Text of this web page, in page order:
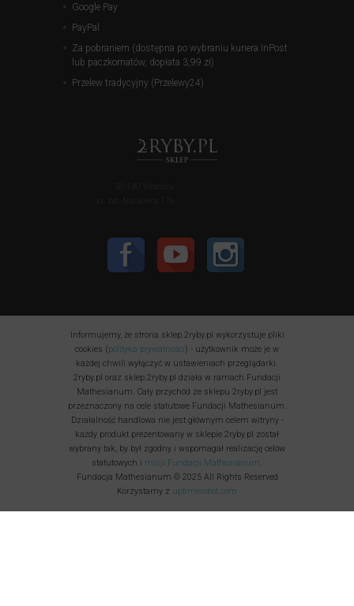
Google Pay
PayPal
Za pobraniem (dostępna po wybraniu kuriera InPost
lub paczkomatów, dopłata 3,99 zł)
Przelew tradycyjny (Przelewy24)
Informujemy, że strona sklep.2ryby.pl wykorzystuje pliki
cookies (polityka prywatności) - użytkownik może je w
każdej chwili wyłączyć w ustawieniach przeglądarki.
2ryby.pl oraz sklep.2ryby.pl działa w ramach Fundacji
Mathesianum. Cały przychód ze sklepu 2ryby.pl jest
przeznaczony na cele statutowe Fundacji Mathesianum.
Działalność handlowa nie jest głównym celem witryny -
każdy produkt prezentowany w sklepie 2ryby.pl został
wybrany tak, by był zgodny i wspomagał realizację celów
statutowych i misji Fundacji Mathesianum.
Fundacja Mathesianum © 2025 All Rights Reserved
Korzystamy z uptimerobot.com